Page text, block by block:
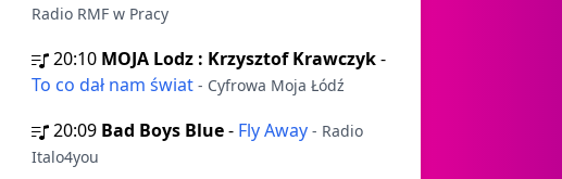
Radio RMF w Pracy
20:10 MOJA Lodz : Krzysztof Krawczyk-
To co dał nam świat - Cyfrowa Moja Łódź
20:09 Bad Boys Blue- Fly Away - Radio
Italo4you